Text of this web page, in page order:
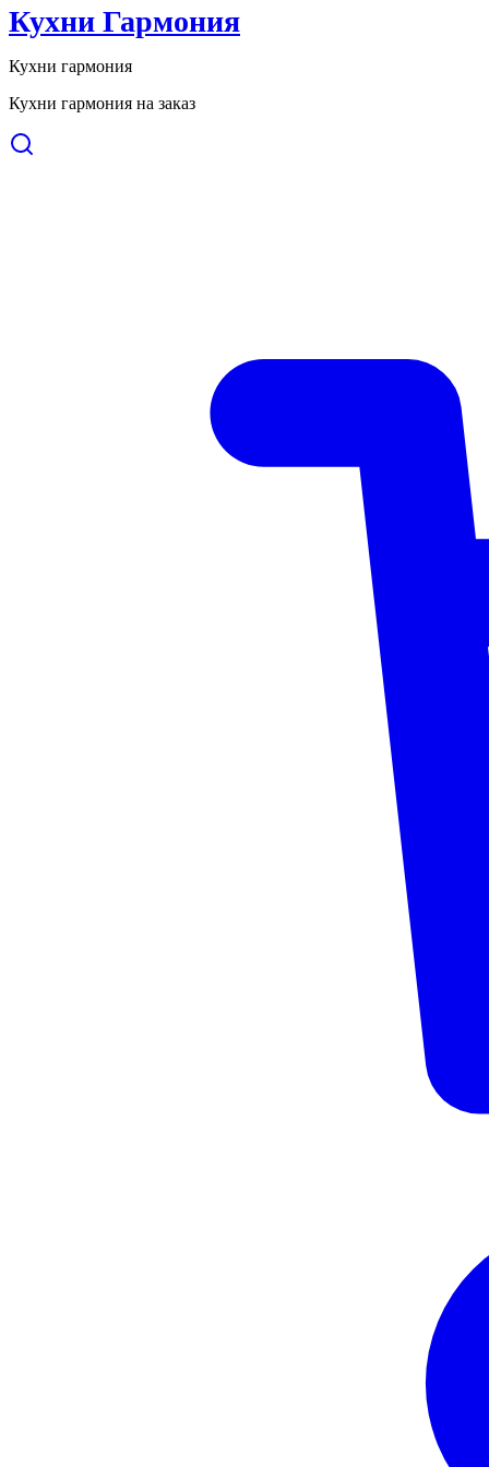
Кухни Гармония
Кухни гармония
Кухни гармония на заказ